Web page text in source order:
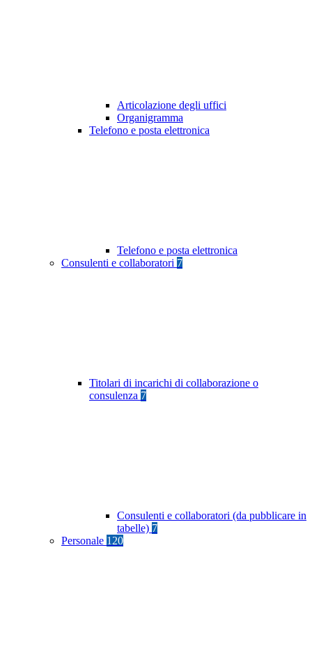
Articolazione degli uffici
Organigramma
Telefono e posta elettronica
Telefono e posta elettronica
Consulenti e collaboratori 7
Titolari di incarichi di collaborazione o
consulenza 7
Consulenti e collaboratori (da pubblicare in
tabelle) 7
Personale 120